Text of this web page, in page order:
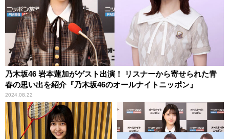
乃木坂46 岩本蓮加がゲスト出演！ リスナーから寄せられた青
春の思い出を紹介『乃木坂46のオールナイトニッポン』
2024.08.22